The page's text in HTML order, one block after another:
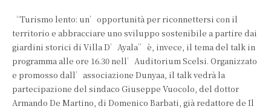
“Turismo lento: un’opportunità per riconnettersi con il
territorio e abbracciare uno sviluppo sostenibile a partire dai
giardini storici di Villa D’Ayala” è, invece, il tema del talk in
programma alle ore 16.30 nell’Auditorium Scelsi. Organizzato
e promosso dall’associazione Dunyaa, il talk vedrà la
partecipazione del sindaco Giuseppe Vuocolo, del dottor
Armando De Martino, di Domenico Barbati, già redattore de Il